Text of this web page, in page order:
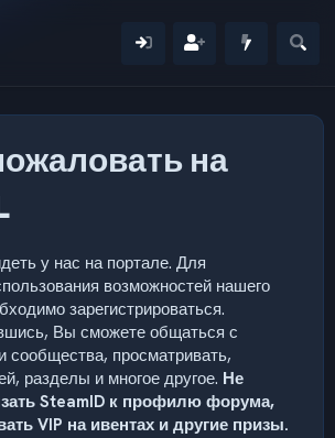
на
у нас на портале. Для
возможностей нашего
зарегистрироваться.
Вы сможете общаться с
сообщества, просматривать,
разделы и многое другое. Не
SteamID к профилю форума,
VIP на ивентах и другие призы.